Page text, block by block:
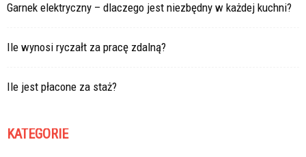
Garnek elektryczny – dlaczego jest niezbędny w każdej kuchni?
Ile wynosi ryczałt za pracę zdalną?
Ile jest płacone za staż?
KATEGORIE